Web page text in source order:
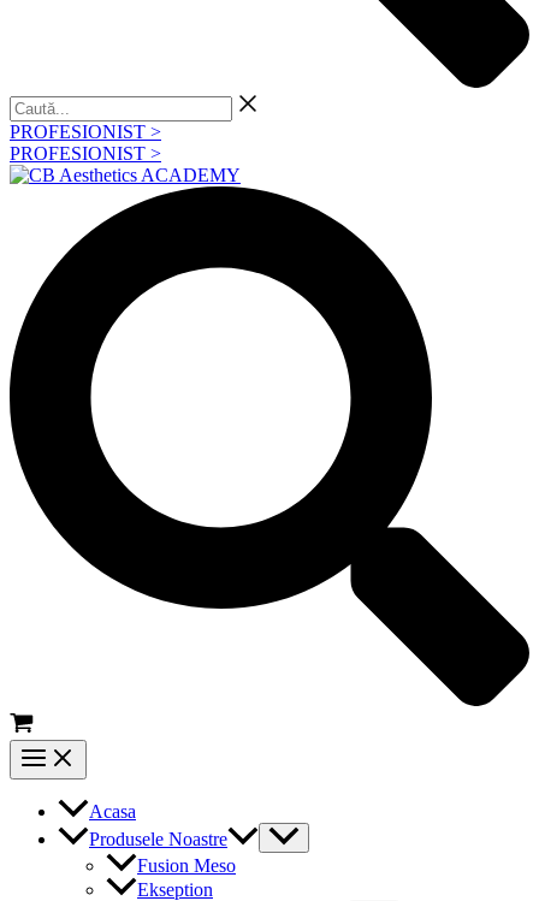
Caută...
PROFESIONIST >
PROFESIONIST >
Main
Menu
Acasa
Produsele Noastre
Menu
Toggle
Fusion Meso
Ekseption